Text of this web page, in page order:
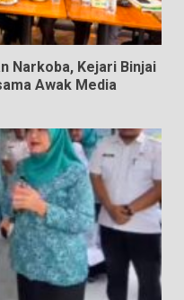
Narkoba, Kejari Binjai
Awak Media